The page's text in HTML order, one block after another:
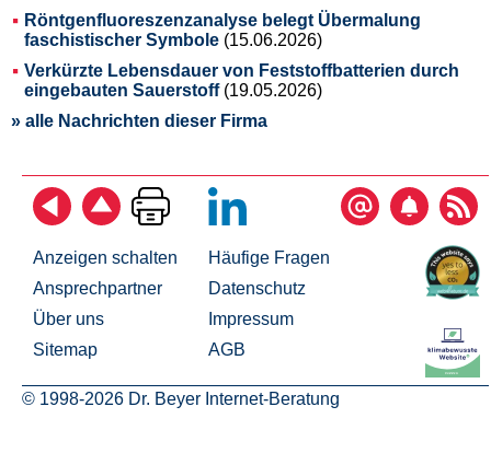
Röntgenfluoreszenzanalyse belegt Übermalung
faschistischer Symbole (15.06.2026)
Verkürzte Lebensdauer von Feststoffbatterien durch
eingebauten Sauerstoff(19.05.2026)
» alle Nachrichten dieser Firma
Anzeigen schalten
Ansprechpartner
Über uns
Sitemap
Häufige Fragen
Datenschutz
Impressum
AGB
© 1998-2026 Dr. Beyer Internet-Beratung